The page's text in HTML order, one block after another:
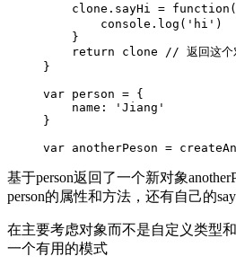
clone.sayHi =
        console.log('hi')
    }
return clone // 返回这个
}
var person = {
    name: 'Jiang'
}
var anotherPeson =
基于person返回了一个新对象
person的属性和方法，还有自己的
在主要考虑对象而不是自定义类型
一个有用的模式